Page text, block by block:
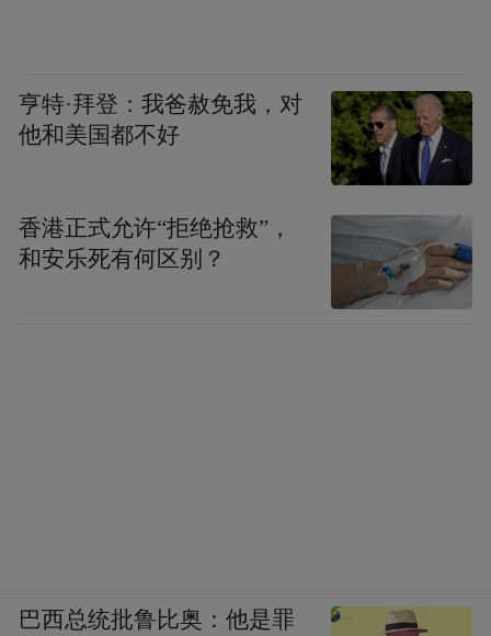
亨特·拜登：我爸赦免我，对
他和美国都不好
香港正式允许“拒绝抢救”，
和安乐死有何区别？
巴西总统批鲁比奥：他是罪